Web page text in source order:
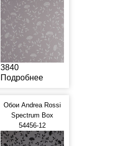
3840
Подробнее
Обои Andrea Rossi
Spectrum Box
54456-12